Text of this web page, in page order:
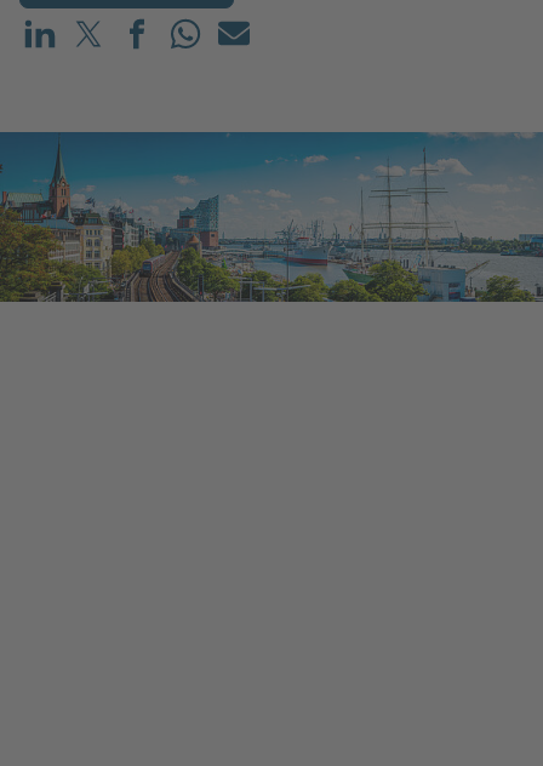
Partager sur LinkedIn
Partager sur X (avant : Twitter)
Partager sur Facebook
Partager sur WhatsApp
E-mail